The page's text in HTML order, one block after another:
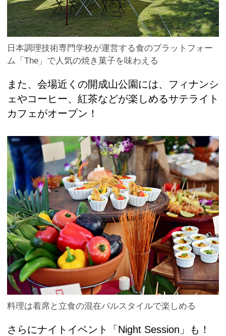
日本調理技術専門学校が運営する食のプラットフォー
ム「The」で人気の焼き菓子を味わえる
また、会場近くの開成山公園には、フィナンシ
ェやコーヒー、紅茶などが楽しめるサテライト
カフェがオープン！
料理は着席と立食の混在バルスタイルで楽しめる
さらにナイトイベント「Night Session」も！